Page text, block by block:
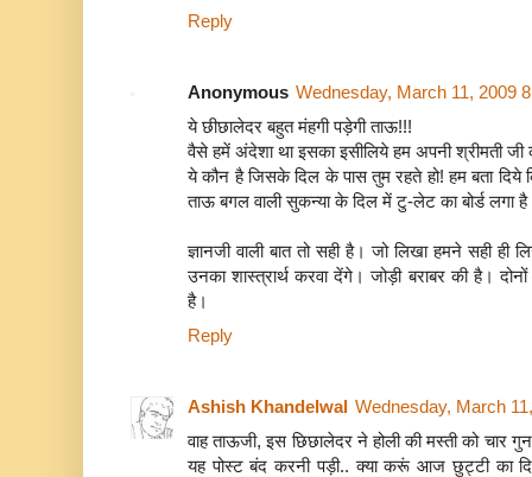
Reply
Anonymous Wednesday, March 11, 2009
ये छीछालेदर बहुत मंहगी पड़ेगी ताऊ!!!
वैसे हमें अंदेशा था इसका इसीलिये हम अपनी श्रीमती जी
ये कौन है जिसके दिल के पास तुम रहते हो! हम बता दिये
ताऊ बगल वाली सुकन्या के दिल में टु-लेट का बोर्ड
ज्ञानजी वाली बात तो सही है। जो लिखा हमने सही ही
उनका शास्त्रार्थ करवा देंगे। जोड़ी बराबर की है।
है।
Reply
Ashish Khandelwal Wednesday, March
वाह ताऊजी, इस छिछालेदर ने होली की मस्ती को चार
यह पोस्ट बंद करनी पड़ी.. क्या करूं आज छुट्टी